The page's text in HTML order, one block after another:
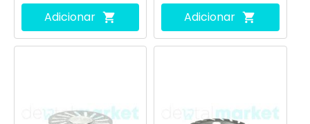
Adicionar
Adicionar